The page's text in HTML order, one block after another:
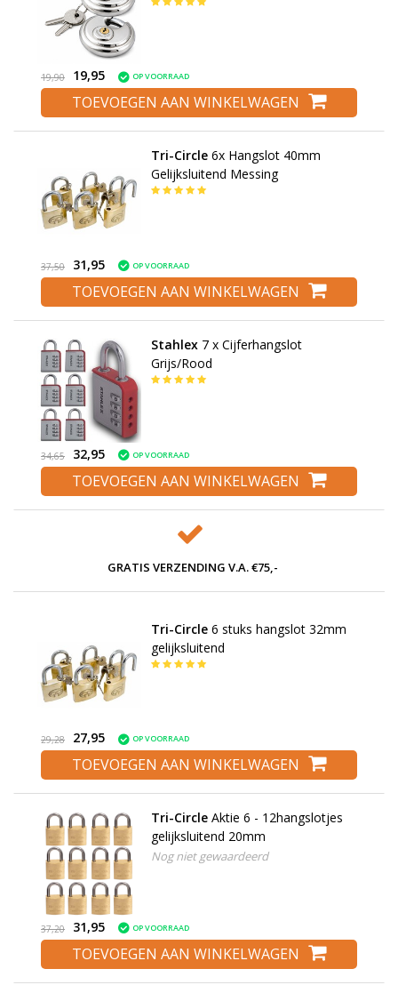
19,90 19,95 OP VOORRAAD
TOEVOEGEN AAN WINKELWAGEN
Tri-Circle 6x Hangslot 40mm
Gelijksluitend Messing
37,50 31,95 OP VOORRAAD
TOEVOEGEN AAN WINKELWAGEN
Stahlex 7 x Cijferhangslot
Grijs/Rood
34,65 32,95 OP VOORRAAD
TOEVOEGEN AAN WINKELWAGEN
GRATIS VERZENDING V.A. €75,-
Tri-Circle 6 stuks hangslot 32mm
gelijksluitend
29,28 27,95 OP VOORRAAD
TOEVOEGEN AAN WINKELWAGEN
Tri-Circle Aktie 6 - 12hangslotjes
gelijksluitend 20mm
Nog niet gewaardeerd
37,20 31,95 OP VOORRAAD
TOEVOEGEN AAN WINKELWAGEN